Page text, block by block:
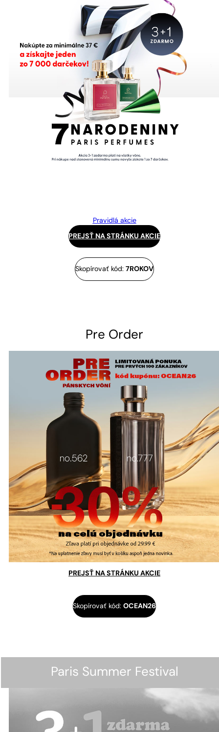
4 ks. za
Pravidlá akcie
PREJSŤ NA STRÁNKU AKCIE
Skopírovať kód: 7ROKOV
Pre Order
PREJSŤ NA STRÁNKU AKCIE
Skopírovať kód: OCEAN26
Paris Summer Festival